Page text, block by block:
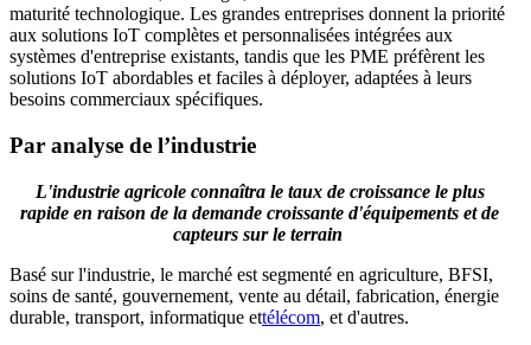
maturité technologique. Les grandes entreprises donnent la priorité
aux solutions IoT complètes et personnalisées intégrées aux
systèmes d'entreprise existants, tandis que les PME préfèrent les
solutions IoT abordables et faciles à déployer, adaptées à leurs
besoins commerciaux spécifiques.
Par analyse de l’industrie
L'industrie agricole connaîtra le taux de croissance le plus
rapide en raison de la demande croissante d'équipements et de
capteurs sur le terrain
Basé sur l'industrie, le marché est segmenté en agriculture, BFSI,
soins de santé, gouvernement, vente au détail, fabrication, énergie
durable, transport, informatique ettélécom, et d'autres.